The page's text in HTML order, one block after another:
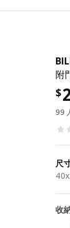
附
$
99
尺
收